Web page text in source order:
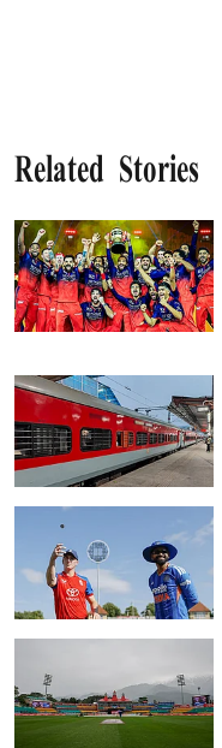
Related Stories